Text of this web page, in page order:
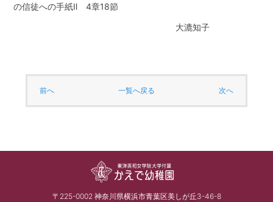
の信徒への手紙Ⅱ4章18節
大漉知子
前へ 一覧へ戻る 次へ
〒225-0002 神奈川県横浜市青葉区美しが丘3-46-8